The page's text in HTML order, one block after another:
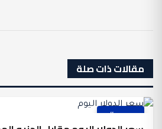
مقالات ذات صلة